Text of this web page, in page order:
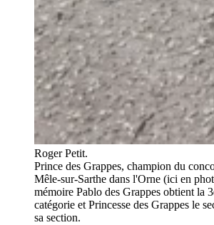
Roger Petit.
Prince des Grappes, champion du
Mêle-sur-Sarthe dans l'Orne (ici en
mémoire Pablo des Grappes obtient la
catégorie et Princesse des Grappes le
sa section.